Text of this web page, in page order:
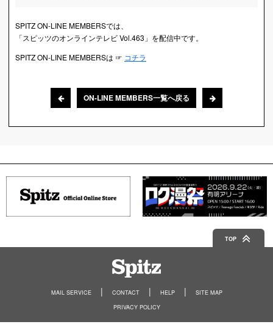
SPITZ ON-LINE MEMBERSでは、
「スピッツのオンラインテレビ Vol.463」を配信中です。
SPITZ ON-LINE MEMBERSは ☞ コチラ
ON-LINE MEMBERS一覧へ戻る
TOP
MAIL SERVICE CONTACT HELP
SITE MAP
PRIVACY POLICY